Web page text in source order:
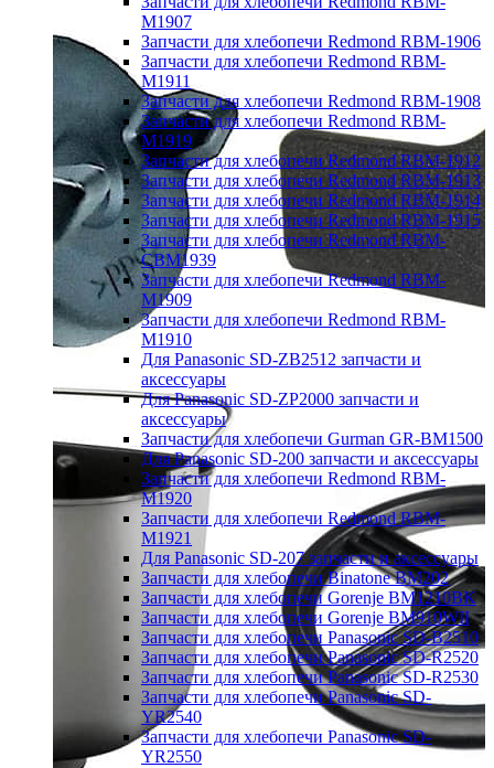
M1907
Запчасти для хлебопечи Redmond RBM-1906
Запчасти для хлебопечи Redmond RBM-
M1911
Запчасти для хлебопечи Redmond RBM-1908
Запчасти для хлебопечи Redmond RBM-
M1919
Запчасти для хлебопечи Redmond RBM-1912
Запчасти для хлебопечи Redmond RBM-1913
Запчасти для хлебопечи Redmond RBM-1914
Запчасти для хлебопечи Redmond RBM-1915
Запчасти для хлебопечи Redmond RBM-
CBM1939
Запчасти для хлебопечи Redmond RBM-
M1909
Запчасти для хлебопечи Redmond RBM-
M1910
Для Panasonic SD-ZB2512 запчасти и
аксессуары
Для Panasonic SD-ZP2000 запчасти и
аксессуары
Запчасти для хлебопечи Gurman GR-BM1500
Для Panasonic SD-200 запчасти и аксессуары
Запчасти для хлебопечи Redmond RBM-
M1920
Запчасти для хлебопечи Redmond RBM-
M1921
Для Panasonic SD-207 запчасти и аксессуары
Запчасти для хлебопечи Binatone BM202
Запчасти для хлебопечи Gorenje BM1210BK
Запчасти для хлебопечи Gorenje BM910WII
Запчасти для хлебопечи Panasonic SD-B2510
Запчасти для хлебопечи Panasonic SD-R2520
Запчасти для хлебопечи Panasonic SD-R2530
Запчасти для хлебопечи Panasonic SD-
YR2540
Запчасти для хлебопечи Panasonic SD-
YR2550